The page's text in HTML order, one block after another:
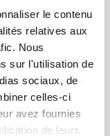
le contenu
relatives aux
Nous
sur l'utilisation de
sociaux, de
celles-ci
avez fournies
de leurs